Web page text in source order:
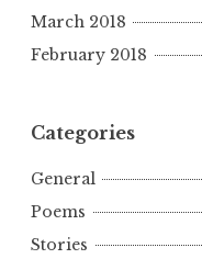
March 2018
February 2018
Categories
General
Poems
Stories